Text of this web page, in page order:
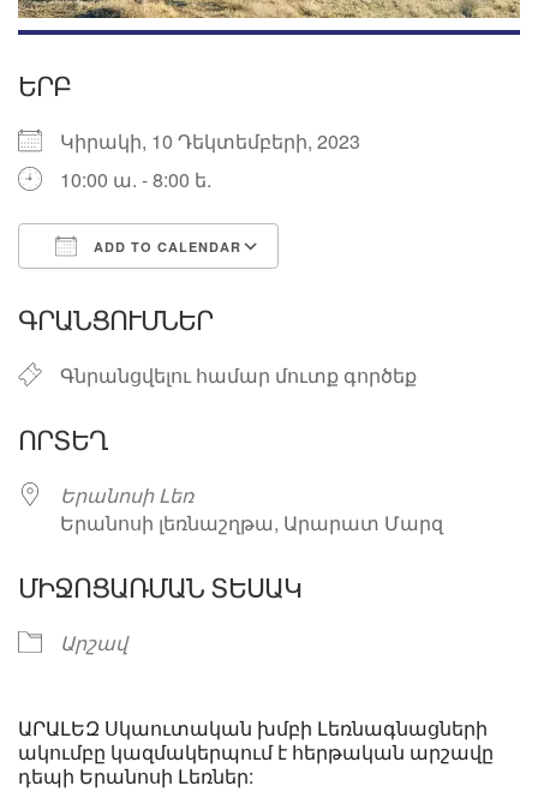
ԵՐԲ
Կիրակի, 10 Դեկտեմբերի, 2023
10:00 ա. - 8:00 ե.
ADD TO CALENDAR
ԳՐԱՆՑՈՒՄՆԵՐ
Գնրանցվելու համար մուտք գործեք
ՈՐՏԵՂ
Երանոսի Լեռ
Երանոսի լեռնաշղթա, Արարատ Մարզ
ՄԻՋՈՑԱՌՄԱՆ ՏԵՍԱԿ
Արշավ
ԱՐԱԼԵԶ Սկաուտական խմբի Լեռնագնացների
ակումբը կազմակերպում է հերթական արշավը
դեպի Երանոսի Լեռներ: